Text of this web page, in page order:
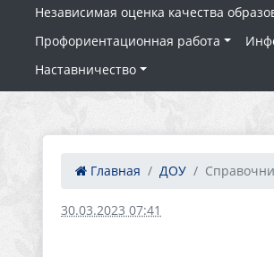
Независимая оценка качества
Профориентационная работа
Наставничество
Главная ДОУ
30.03.2023 07:41